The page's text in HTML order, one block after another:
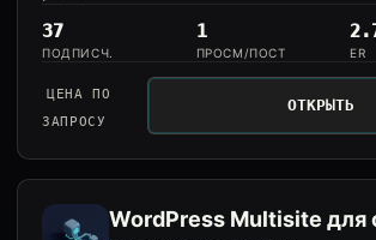
37
ПОДПИСЧ.
1
ПРОСМ/ПОСТ ER
ЦЕНА ПО
ЗАПРОСУ
ОТКРЫТЬ
WordPress Multisite для